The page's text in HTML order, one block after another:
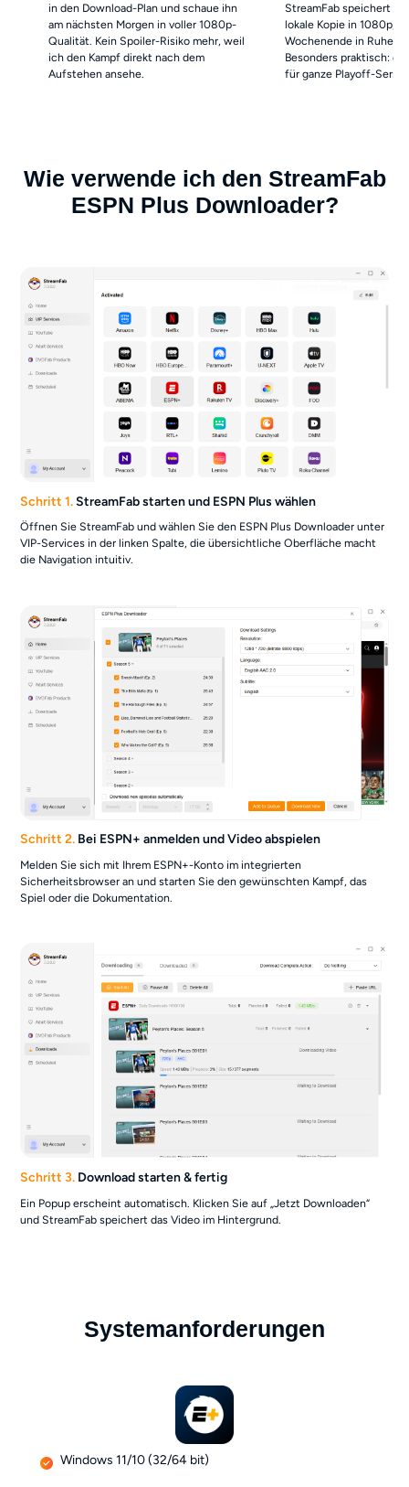
in den Download-Plan und schaue ihn
am nächsten Morgen in voller 1080p-
Qualität. Kein Spoiler-Risiko mehr, weil
ich den Kampf direkt nach dem
Aufstehen ansehe.
StreamFab speichert
lokale Kopie in 1080p,
Wochenende in Ruhe
Besonders praktisch:
für ganze Playoff-
Wie verwende ich den StreamFab
ESPN Plus Downloader?
Schritt 1.StreamFab starten und ESPN Plus wählen
Öffnen Sie StreamFab und wählen Sie den ESPN Plus Downloader unter
VIP-Services in der linken Spalte, die übersichtliche Oberfläche macht
die Navigation intuitiv.
Schritt 2. Bei ESPN+ anmelden und Video abspielen
Melden Sie sich mit Ihrem ESPN+-Konto im integrierten
Sicherheitsbrowser an und starten Sie den gewünschten Kampf, das
Spiel oder die Dokumentation.
Schritt 3. Download starten & fertig
Ein Popup erscheint automatisch. Klicken Sie auf „Jetzt Downloaden“
und StreamFab speichert das Video im Hintergrund.
Systemanforderungen
Windows 11/10 (32/64 bit)